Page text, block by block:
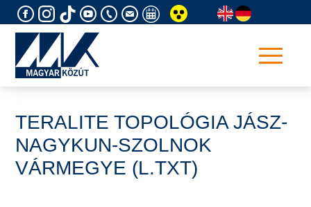
to
TERALITE TOPOLÓGIA JÁSZ-
NAGYKUN-SZOLNOK
VÁRMEGYE (L.TXT)